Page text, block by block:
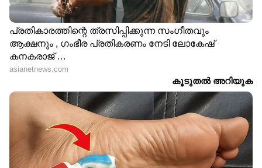
കരളിന്റെ ആരോഗ്യം
മെച്ചപ്പെടുത്തുന്നതിന്
കഴിക്കേണ്ട പച്ചക്കറികൾ
വെറുംവയറ്റിൽ
വെളുത്തുള്ളി വെള്ളം
കുടിക്കുന്നതിന്റെ
ഗുണങ്ങൾ